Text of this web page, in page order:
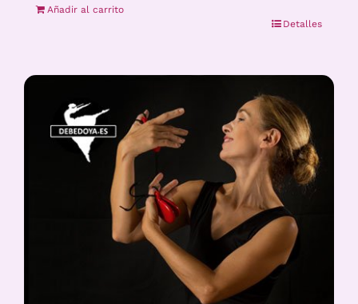
Añadir al carrito
Detalles